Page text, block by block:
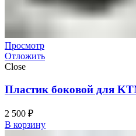
Просмотр
Отложить
Close
Пластик боковой для
2 500 ₽
В корзину